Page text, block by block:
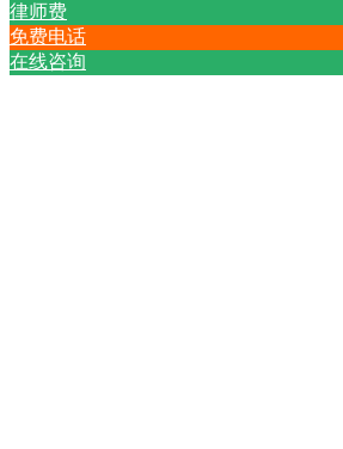
律师费
免费电话
在线咨询